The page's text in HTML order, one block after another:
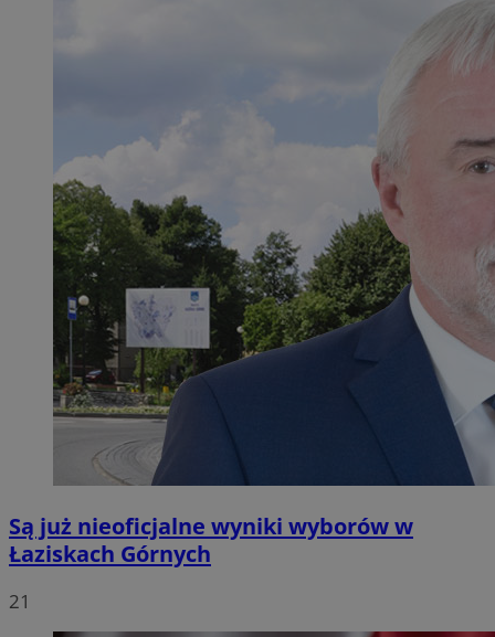
Są już nieoficjalne wyniki wyborów w
Łaziskach Górnych
21